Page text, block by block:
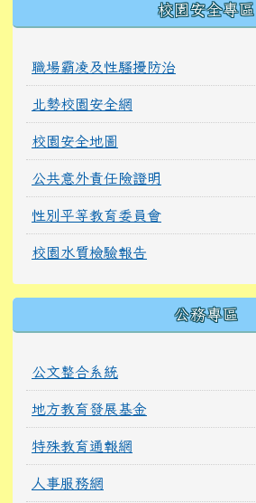
校園安全專區
職場霸凌及性騷擾防治
北勢校園安全網
校園安全地圖
公共意外責任險證明
性別平等教育委員會
校園水質檢驗報告
公務專區
公文整合系統
地方教育發展基金
特殊教育通報網
人事服務網